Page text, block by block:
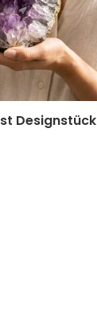
Designstück